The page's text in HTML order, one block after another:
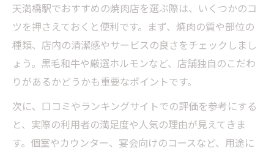
天満橋駅でおすすめの焼肉店を選ぶ際は、いくつかのコ
ツを押さえておくと便利です。まず、焼肉の質や部位の
種類、店内の清潔感やサービスの良さをチェックしまし
ょう。黒毛和牛や厳選ホルモンなど、店舗独自のこだわ
りがあるかどうかも重要なポイントです。
次に、口コミやランキングサイトでの評価を参考にする
と、実際の利用者の満足度や人気の理由が見えてきま
す。個室やカウンター、宴会向けのコースなど、用途に